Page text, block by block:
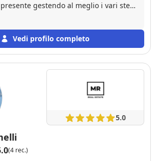
gestendo al meglio i vari step
Cortesia
Vedi profilo completo
5.0
(4 rec.)